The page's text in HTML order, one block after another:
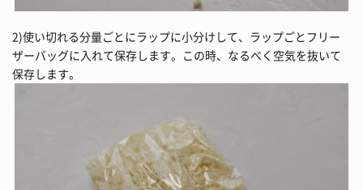
2)使い切れる分量ごとにラップに小分けして、ラップごとフリー
ザーバッグに入れて保存します。この時、なるべく空気を抜いて
保存します。